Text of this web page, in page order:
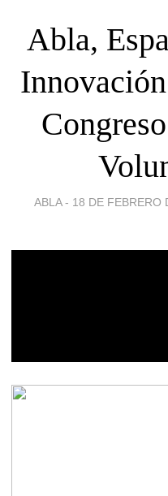
Abla,
ABLA - 18 DE FEBRERO